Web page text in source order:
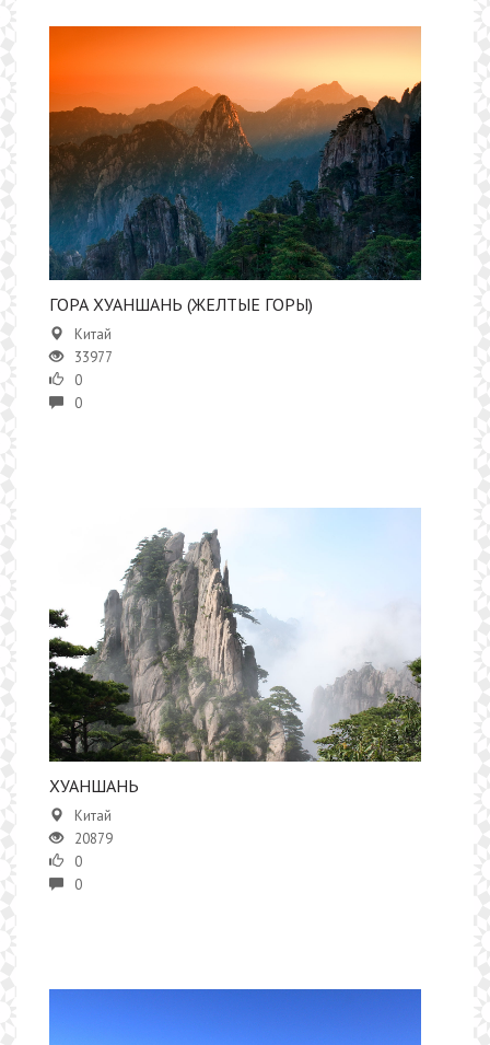
ГОРА ХУАНШАНЬ (ЖЕЛТЫЕ ГОРЫ)
Китай
33977
0
0
ХУАНШАНЬ
Китай
20879
0
0